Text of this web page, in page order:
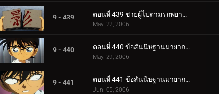
9 - 439 ตอนที่ 439 ชายผู้ไปตามรถพยาบาล
May. 22, 2006
9 - 440 ตอนที่ 440 ข้อสันนิษฐานมายากลของโคนันและเฮจิ (ภาควางกับดัก)
May. 29, 2006
9 - 441 ตอนที่ 441 ข้อสันนิษฐานมายากลของโคนันและเฮจิ (ภาคคฤหาสน์)
Jun. 05, 2006